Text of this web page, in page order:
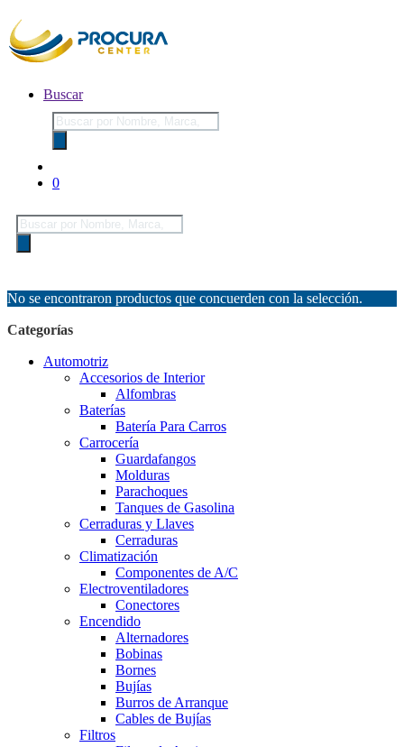
Buscar
Búsqueda
de
productos
0
Búsqueda
de
productos
No se encontraron productos que concuerden con la selección.
Categorías
Automotriz
Accesorios de Interior
Alfombras
Baterías
Batería Para Carros
Carrocería
Guardafangos
Molduras
Parachoques
Tanques de Gasolina
Cerraduras y Llaves
Cerraduras
Climatización
Componentes de A/C
Electroventiladores
Conectores
Encendido
Alternadores
Bobinas
Bornes
Bujías
Burros de Arranque
Cables de Bujías
Filtros